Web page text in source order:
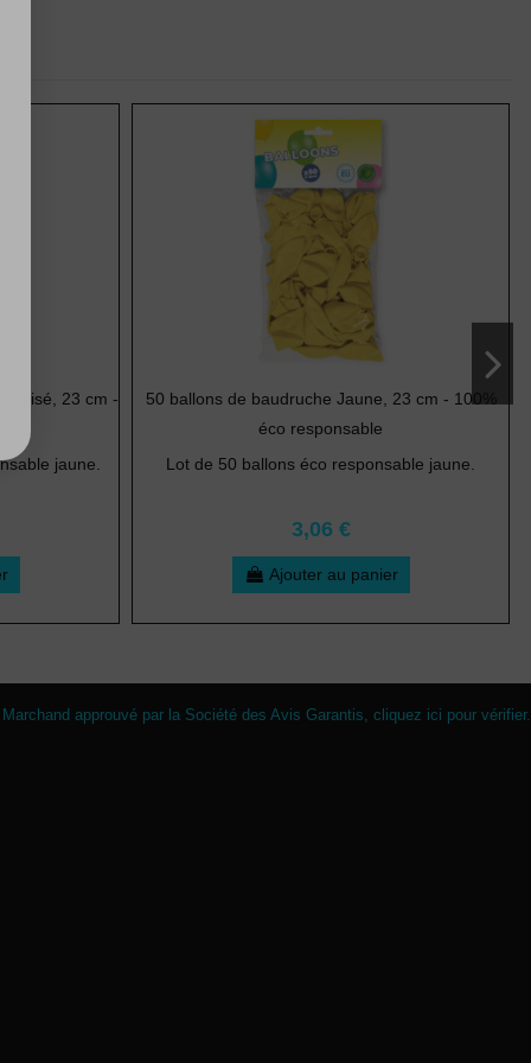
23 cm -
jaune.
50 ballons de baudruche Jaune, 23 cm - 100%
éco responsable
Lot de 50 ballons éco responsable jaune.
3,06 €
Ajouter au panier
Marchand approuvé par la Société des Avis Garantis, cliquez ici pour vérifier.